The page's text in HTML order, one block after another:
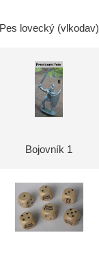
Pes lovecký (vlkodav)
Bojovník 1